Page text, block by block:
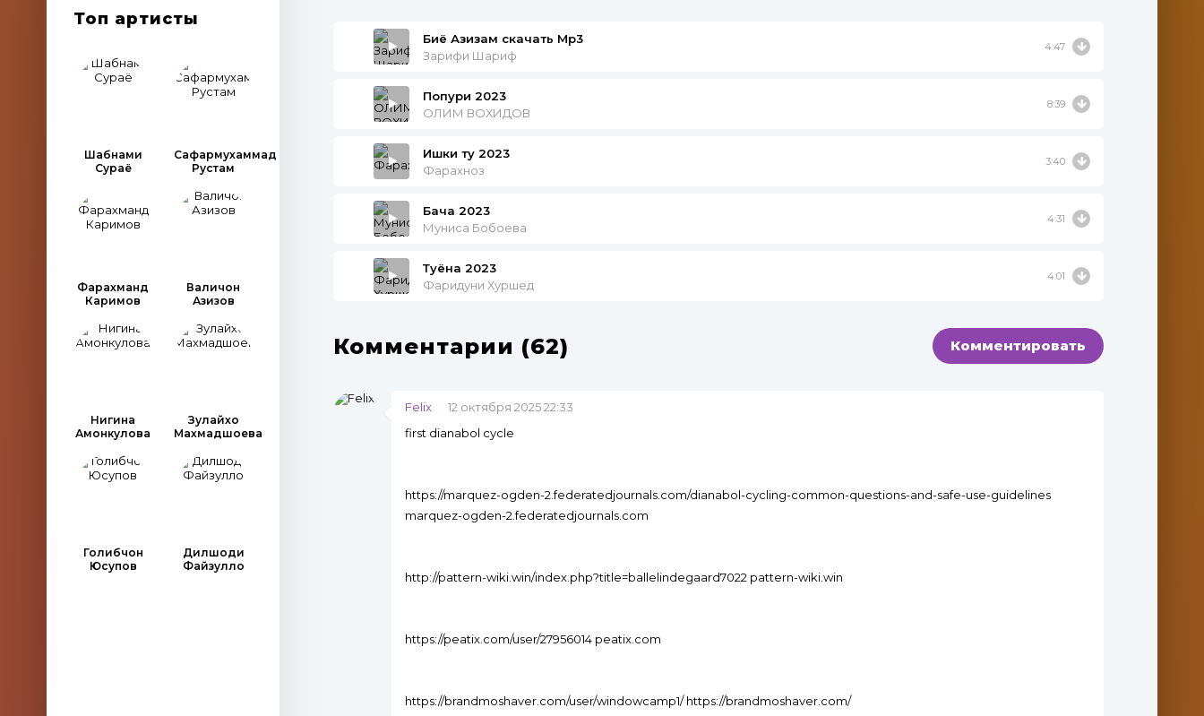
Топ артисты
Шабнами
Сураё
Сафармухаммад
Рустам
Фарахманд
Каримов
Валичон
Азизов
Нигина
Амонкулова
Зулайхо
Махмадшоева
Голибчон
Юсупов
Дилшоди
Файзулло
Биё Азизам скачать Mp3
Зарифи Шариф
4:47
Попури 2023
ОЛИМ ВОХИДОВ
8:39
Ишки ту 2023
Фарахноз
3:40
Бача 2023
Муниса Бобоева
4:31
Туёна 2023
Фаридуни Хуршед
4:01
Комментарии (62) Комментировать
Felix
12 октября 2025 22:33
first dianabol cycle
https://marquez-ogden-2.federatedjournals.com/dianabol-cycling-common-questions-and-safe-use-guidelines
marquez-ogden-2.federatedjournals.com
http://pattern-wiki.win/index.php?title=ballelindegaard7022 pattern-wiki.win
https://peatix.com/user/27956014 peatix.com
https://brandmoshaver.com/user/windowcamp1/ https://brandmoshaver.com/